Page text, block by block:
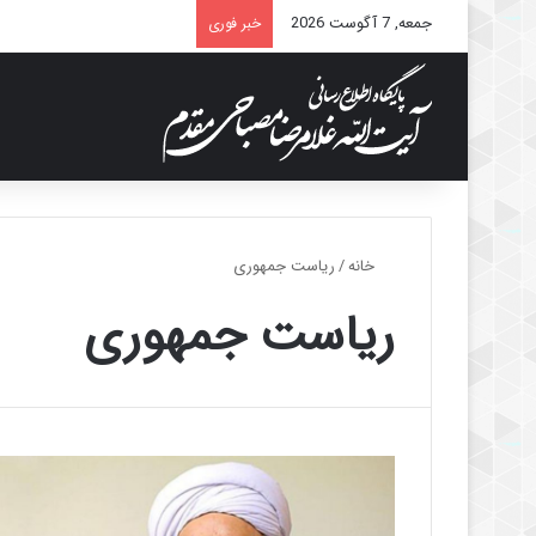
جمعه, 7 آگوست 2026 خبر فوری
خانه/ریاست جمهوری
ریاست جمهوری